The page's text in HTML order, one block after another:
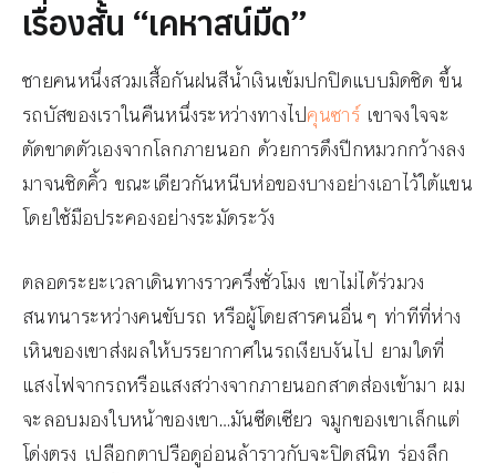
เรื่องสั้น “เคหาสน์มืด”
ชายคนหนึ่งสวมเสื้อกันฝนสีน้ำเงินเข้มปกปิดแบบมิดชิด ขึ้น
รถบัสของเราในคืนหนึ่งระหว่างทางไปคุนซาร์เขาจงใจจะ
ตัดขาดตัวเองจากโลกภายนอก ด้วยการดึงปีกหมวกกว้างลง
มาจนชิดคิ้ว ขณะเดียวกันหนีบห่อของบางอย่างเอาไว้ใต้แขน
โดยใช้มือประคองอย่างระมัดระวัง
ตลอดระยะเวลาเดินทางราวครึ่งชั่วโมง เขาไม่ได้ร่วมวง
สนทนาระหว่างคนขับรถ หรือผู้โดยสารคนอื่นๆ ท่าทีที่ห่าง
เหินของเขาส่งผลให้บรรยากาศในรถเงียบงันไป ยามใดที่
แสงไฟจากรถหรือแสงสว่างจากภายนอกสาดส่องเข้ามา ผม
จะลอบมองใบหน้าของเขา…มันซีดเซียว จมูกของเขาเล็กแต่
โด่งตรง เปลือกตาปรือดูอ่อนล้าราวกับจะปิดสนิท ร่องลึก